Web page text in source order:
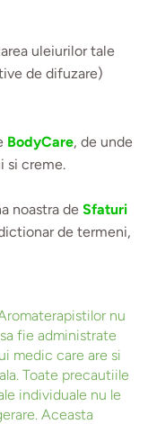
uleiurilor tale
de difuzare)
BodyCare, de unde
si creme.
noastra de Sfaturi
de termeni,
nu
fie administrate
medic care are si
Toate precautiile
individuale nu le
Aceasta